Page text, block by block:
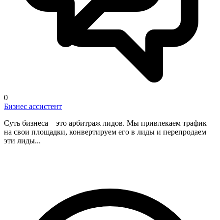
0
Бизнес ассистент
Суть бизнеса – это арбитраж лидов. Мы привлекаем трафик
на свои площадки, конвертируем его в лиды и перепродаем
эти лиды...